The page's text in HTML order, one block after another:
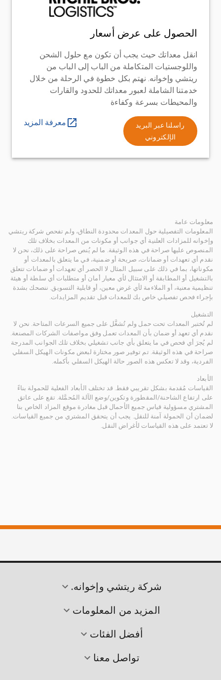
الحصول على عرض أسعار
انقل معداتك حيث يجب أن تكون مع حلول الشحن
واللوجستيات المتكاملة من الباب إلى الباب من
ريتشي وإخوانه. نهتم بكل خطوة في الرحلة من خلال
خدمتنا الشاملة لعبور معداتك للحدود والقارات
والمحيطات بسرعة وكفاءة
راسلنا عبر البريد
الإلكتروني
معرفة المزيد
معلومات عامة
المعلومات التفصيلية حول المعدات محدودة النطاق، ولم تفحص شركة ريتشي
وإخوانه للمزادات العلنية أي جوانب أو مكونات من المعدات بخلاف تلك
المنصوص عليها صراحة في هذه الوثيقة. ما لم يُنص صراحة على ذلك، نحن لا
نقدم أي تعهدات أو ضمانات، صريحة أو ضمنية، في ما يتعلق بالمعدات أو
مكوناتها، بما في ذلك على سبيل المثال لا الحصر أي تعهدات أو ضمانات تتعلق
بالتشغيل أو المطابقة أو الامتثال لأي معيار أمان أو متطلبات أي سلطة أو هيئة
تنظيمية معنية، أو الملاءمة لأي غرض معين، أو قابلية التسويق. ننصحك بشدة
بإجراء فحص تفصيلي خاص بك للمعدات قبل تقديم المزايدات.
التشغيل
لم تُختبر المعدات تحت حمل ولم تُشغَّل على جميع السرعات المتاحة. نحن لا
نقدم أي تعهد أو ضمان بأن المعدات تعمل وفق مواصفات الشركات المصنعة.
لم يُجرَ أي فحص في ما يتعلق بأي جانب تشغيلي بخلاف تلك الجوانب المدرجة
صراحة في هذه الوثيقة. تم توفير صور مختارة لبعض مكونات الهيكل السفلي
الفردية، وقد لا تعكس هذه الصور حالة الهيكل السفلي بأكمله.
الأبعاد
القياسات مُقدمة بشكل تقريبي فقط. قد تختلف الأبعاد الفعلية للحمولة بناءً
على ارتفاع الشاحنة/المقطورة وتكوين/وضع الآلة المُحمَّلة. تقع على عاتق
المشتري مسؤولية قياس جميع الأحمال قبل مغادرة موقع المزاد الخاص بنا
لضمان أن الحمولة آمنة للنقل. يجب أن يتحقق المشتري من جميع القياسات.
لا تعتمد على هذه القياسات لأغراض النقل.
شركة ريتشي وإخوانه.
المزيد من المعلومات
أفضل الفئات
تواصل معنا